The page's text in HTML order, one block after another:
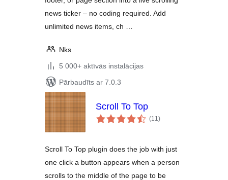
news ticker – no coding required. Add
unlimited news items, ch …
Nks
5 000+ aktīvās instalācijas
Pārbaudīts ar 7.0.3
Scroll To Top
(11vērtējumu
kopsumma
)
Scroll To Top plugin does the job with just
one click a button appears when a person
scrolls to the middle of the page to be